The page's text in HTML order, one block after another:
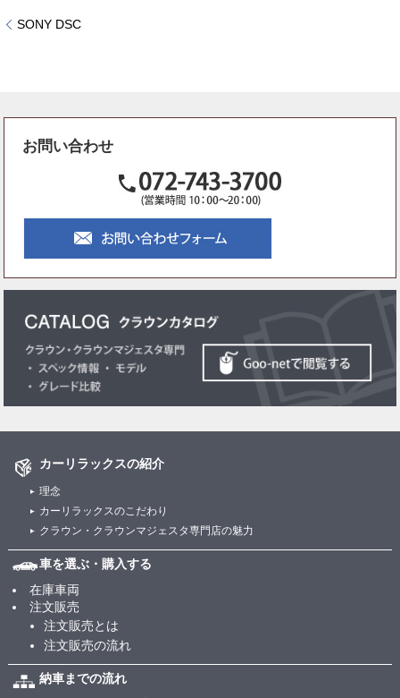
SONY DSC
お問い合わせ
カーリラックスの紹介
理念
カーリラックスのこだわり
クラウン・クラウンマジェスタ専門店の魅力
車を選ぶ・購入する
在庫車両
注文販売
注文販売とは
注文販売の流れ
納車までの流れ